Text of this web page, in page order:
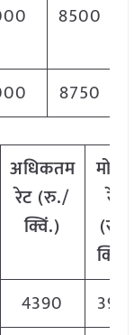
8500
8750
अधिकतम
रेट (रु./
क्विं.)
मोडल
रेट
(रु./
क्विं.)
4390
3951